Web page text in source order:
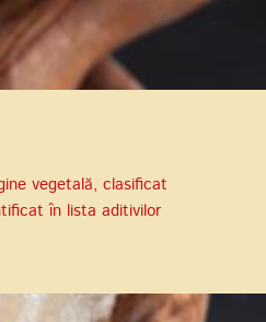
vegetală, clasificat
în lista aditivilor